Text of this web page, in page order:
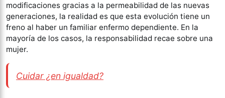
modificaciones gracias a la permeabilidad de las nuevas
generaciones, la realidad es que esta evolución tiene un
freno al haber un familiar enfermo dependiente. En la
mayoría de los casos, la responsabilidad recae sobre una
mujer.
Cuidar ¿en igualdad?